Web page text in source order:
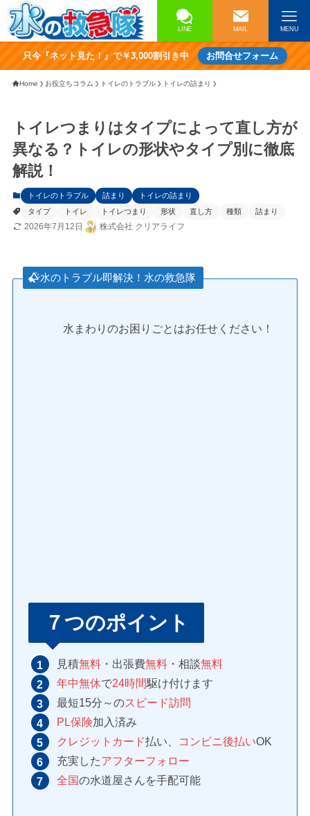
LINE MAIL MENU
只今『ネット見た！』で￥3,000割引き中 お問合せフォーム
Home お役立ちコラム トイレのトラブル トイレの詰まり
トイレつまりはタイプによって直し方が
異なる？トイレの形状やタイプ別に徹底
解説！
トイレのトラブル 詰まり
トイレの詰まり
タイプ
トイレ トイレつまり 形状 直し方 種類 詰まり
2026年7月12日 株式会社 クリアライフ
水のトラブル即解決！水の救急隊
水まわりのお困りごとはお任せください！
７つのポイント
見積無料・出張費無料・相談無料
年中無休で24時間駆け付けます
最短15分～のスピード訪問
PL保険加入済み
クレジットカード払い、 コンビニ後払いOK
充実したアフターフォロー
全国の水道屋さんを手配可能